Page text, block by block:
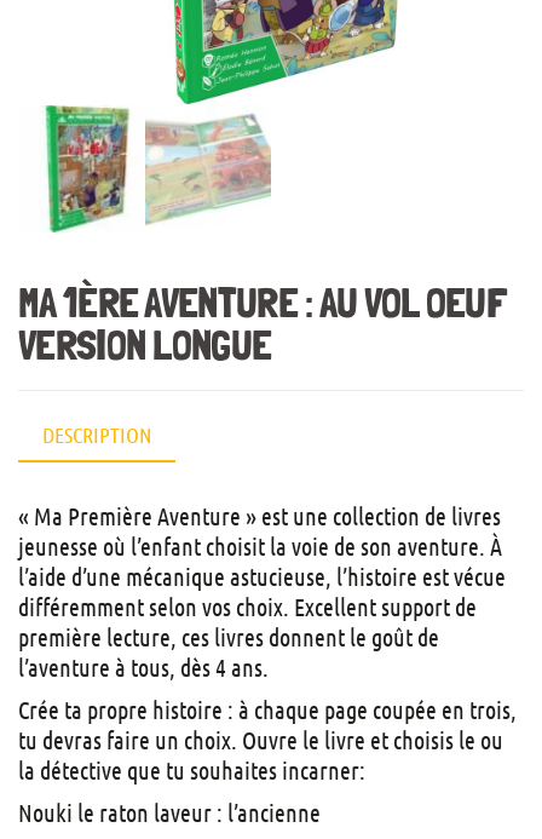
MA 1ÈRE AVENTURE : AU VOL OEUF
VERSION LONGUE
DESCRIPTION
« Ma Première Aventure » est une collection de livres
jeunesse où l’enfant choisit la voie de son aventure. À
l’aide d’une mécanique astucieuse, l’histoire est vécue
différemment selon vos choix. Excellent support de
première lecture, ces livres donnent le goût de
l’aventure à tous, dès 4 ans.
Crée ta propre histoire : à chaque page coupée en trois,
tu devras faire un choix. Ouvre le livre et choisis le ou
la détective que tu souhaites incarner:
Nouki le raton laveur : l’ancienne